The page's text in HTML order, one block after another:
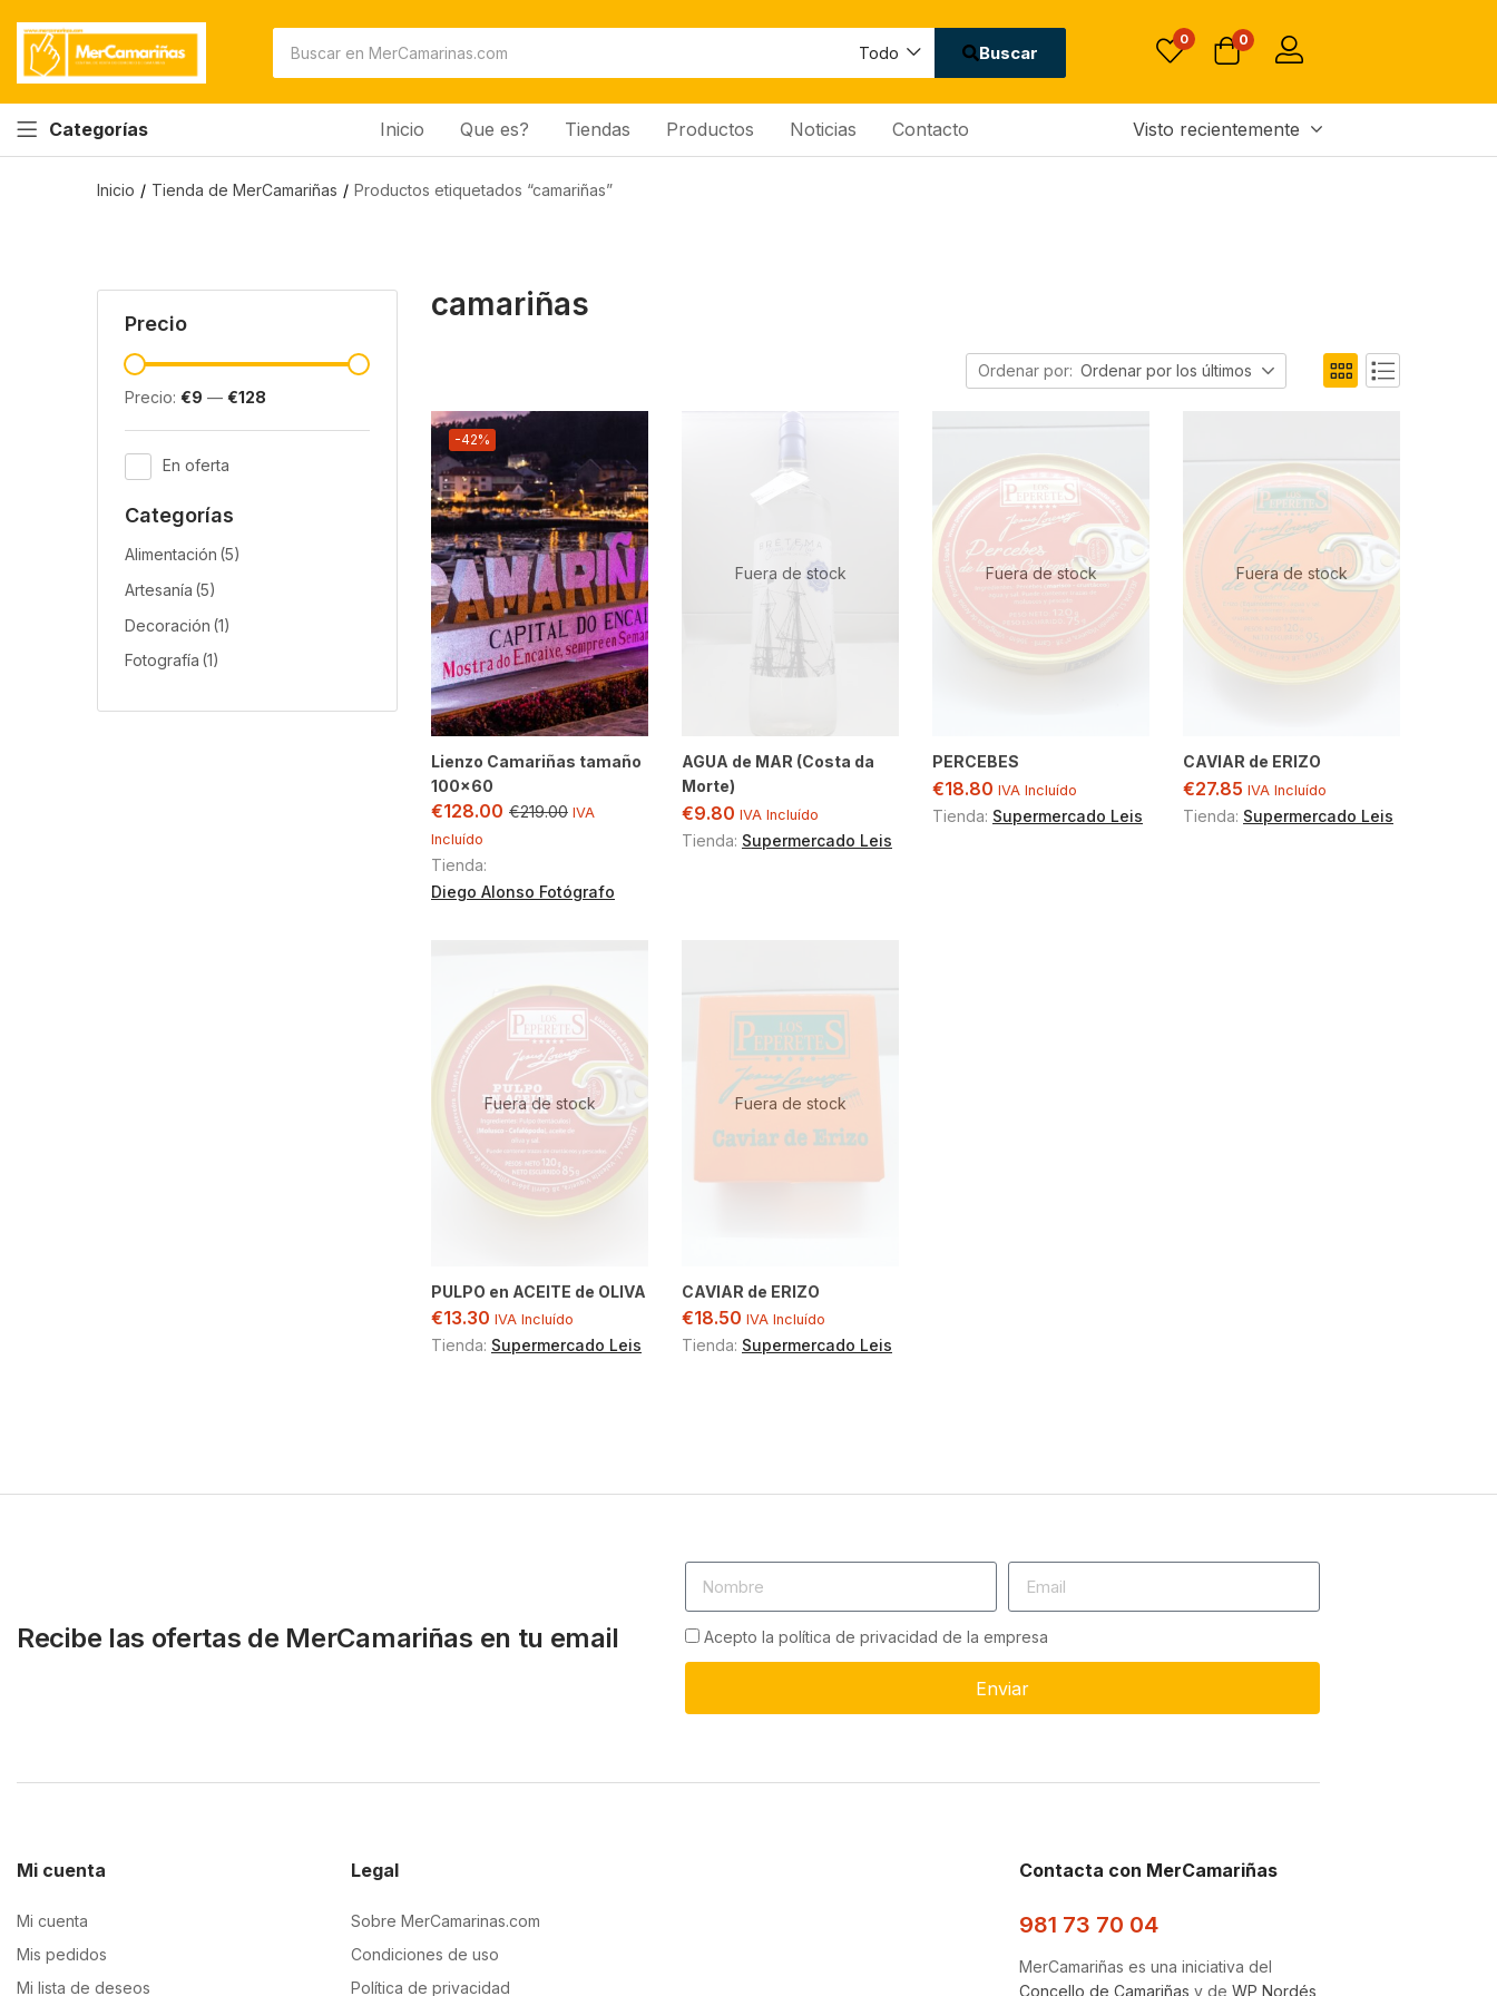
Todo Buscar
0 0
Categorías Inicio Que es? Tiendas Productos Noticias Contacto Visto recientemente
Inicio Tienda de MerCamariñas Productos etiquetados “camariñas”
Precio
Precio: €9 — €128
En oferta
Categorías
Alimentación (5)
Artesanía (5)
Decoración (1)
Fotografía (1)
camariñas
Ordenar por: Ordenar por los últimos
-42%
Lienzo Camariñas tamaño
100×60
€128.00 €219.00 IVA
Incluído
Tienda:
Diego Alonso Fotógrafo
Fuera de stock
AGUA de MAR (Costa da
Morte)
€9.80 IVA Incluído
Tienda: Supermercado Leis
Fuera de stock
PERCEBES
€18.80 IVA Incluído
Tienda: Supermercado Leis
Fuera de stock
CAVIAR de ERIZO
€27.85 IVA Incluído
Tienda: Supermercado Leis
Fuera de stock
PULPO en ACEITE de OLIVA
€13.30 IVA Incluído
Tienda: Supermercado Leis
Fuera de stock
CAVIAR de ERIZO
€18.50 IVA Incluído
Tienda: Supermercado Leis
Recibe las ofertas de MerCamariñas en tu email Acepto la política de privacidad de la empresa
Enviar
Mi cuenta
Mi cuenta
Mis pedidos
Mi lista de deseos
Legal
Sobre MerCamarinas.com
Condiciones de uso
Política de privacidad
Contacta con MerCamariñas
981 73 70 04
MerCamariñas es una iniciativa del
Concello de Camariñas y de WP Nordés